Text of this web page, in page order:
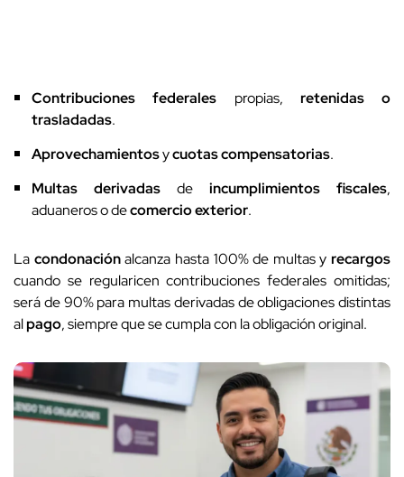
Contribuciones federales propias, retenidas o
trasladadas.
Aprovechamientosycuotas compensatorias.
Multas derivadas de incumplimientos fiscales,
aduaneros o decomercio exterior.
La condonaciónalcanza hasta 100% de multas y recargos
cuando se regularicen contribuciones federales omitidas;
será de 90% para multas derivadas de obligaciones distintas
alpago, siempre que se cumpla con la obligación original.